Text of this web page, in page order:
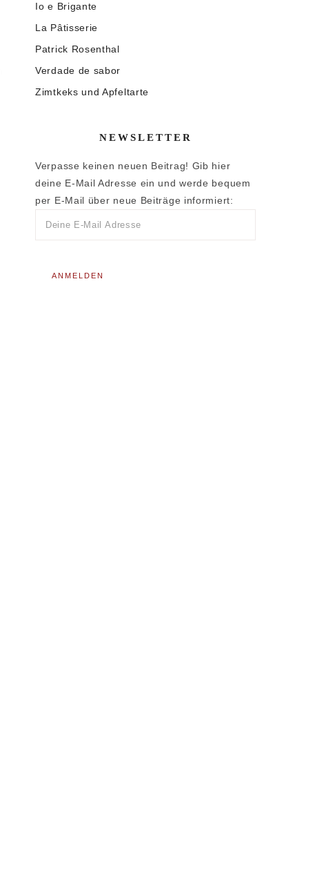
Io e Brigante
La Pâtisserie
Patrick Rosenthal
Verdade de sabor
Zimtkeks und Apfeltarte
NEWSLETTER
Verpasse keinen neuen Beitrag! Gib hier
deine E-Mail Adresse ein und werde bequem
per E-Mail über neue Beiträge informiert: